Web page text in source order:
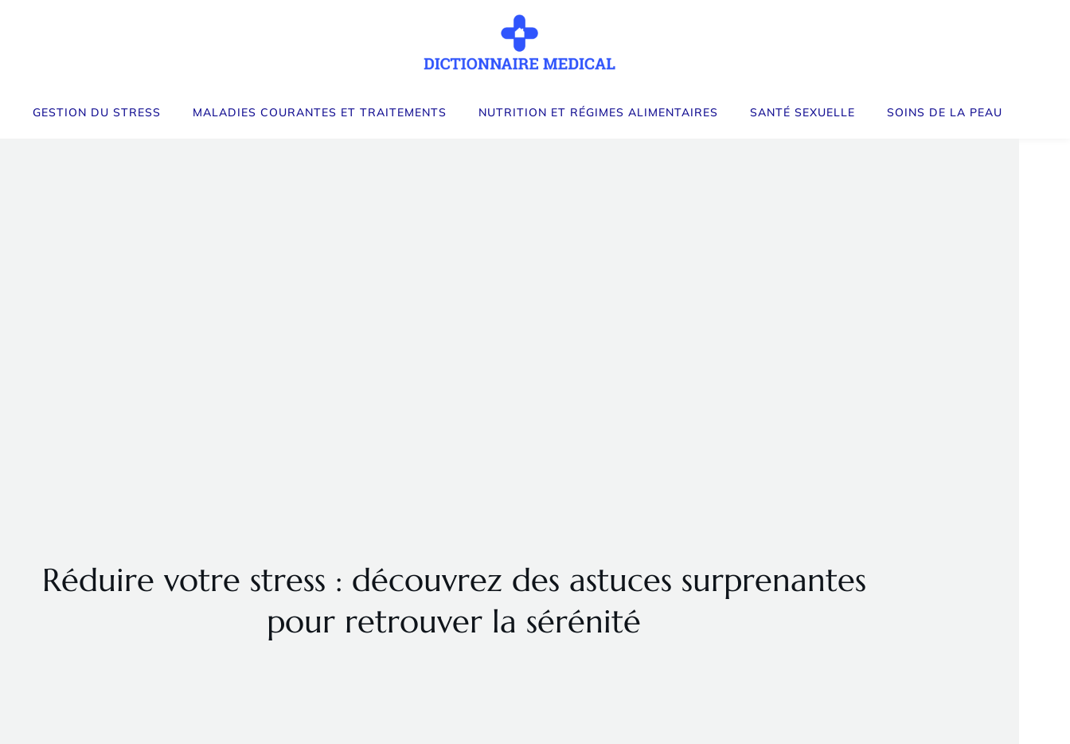
GESTION DU STRESS MALADIES COURANTES ET TRAITEMENTS NUTRITION ET RÉGIMES ALIMENTAIRES SANTÉ SEXUELLE SOINS DE LA PEAU
Réduire votre stress : découvrez des astuces surprenantes
pour retrouver la sérénité